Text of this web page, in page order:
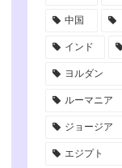
中国
インド
ヨルダン
ルーマニア
ジョージア
エジプト